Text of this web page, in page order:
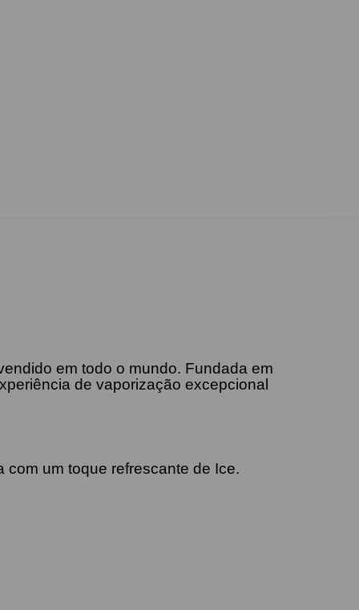
em todo o mundo. Fundada em
de vaporização excepcional
um toque refrescante de Ice.